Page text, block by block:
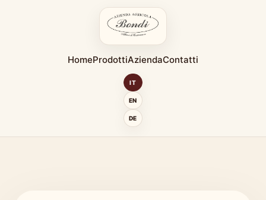
HomeProdottiAziendaContatti
IT
EN
DE